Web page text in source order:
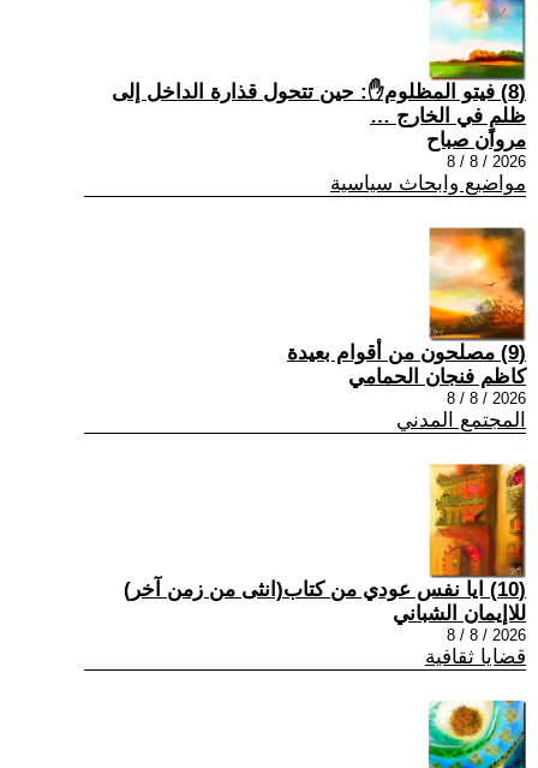
(8) فيتو المظلوم✋: حين تتحول قذارة الداخل إلى
ظلمٍ في الخارج …
مروان صباح
2026 / 8 / 8
مواضيع وابحاث سياسية
(9) مصلحون من أقوام بعيدة
كاظم فنجان الحمامي
2026 / 8 / 8
المجتمع المدني
(10) ايا نفس عودي من كتاب(انثى من زمن آخر)
للاإيمان الشباني
2026 / 8 / 8
قضايا ثقافية